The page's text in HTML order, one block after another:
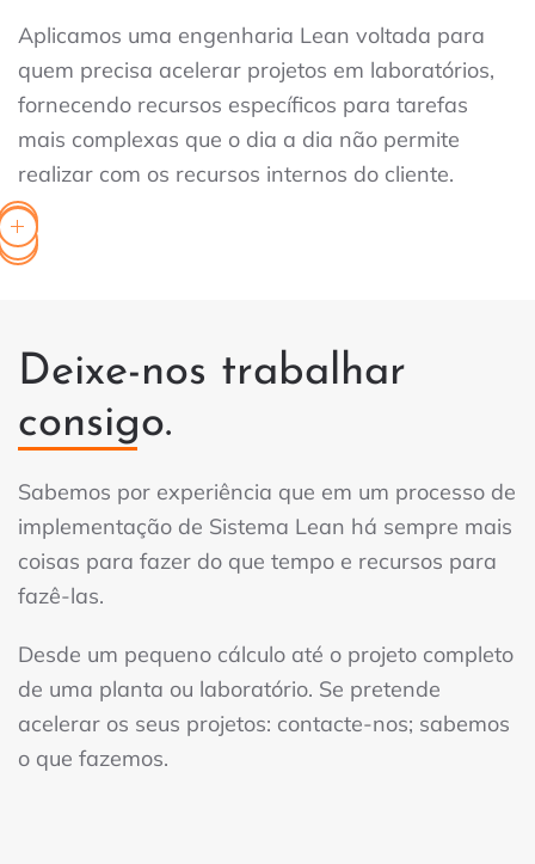
Aplicamos uma engenharia Lean voltada para
quem precisa acelerar projetos em laboratórios,
fornecendo recursos específicos para tarefas
mais complexas que o dia a dia não permite
realizar com os recursos internos do cliente.
Deixe-nos trabalhar
consigo.
Sabemos por experiência que em um processo de
implementação de Sistema Lean há sempre mais
coisas para fazer do que tempo e recursos para
fazê-las.
Desde um pequeno cálculo até o projeto completo
de uma planta ou laboratório. Se pretende
acelerar os seus projetos: contacte-nos; sabemos
o que fazemos.